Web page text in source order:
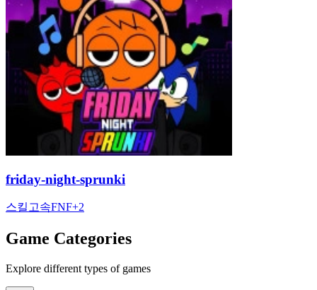
friday-night-sprunki
스킬고속FNF+2
Game Categories
Explore different types of games